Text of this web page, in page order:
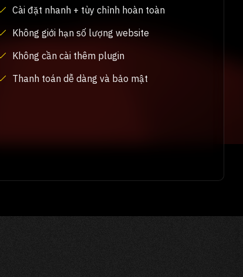
Cài đặt nhanh + tùy chỉnh hoàn toàn
Không giới hạn số lượng website
Không cần cài thêm plugin
Thanh toán dễ dàng và bảo mật